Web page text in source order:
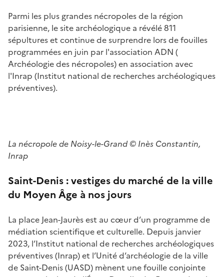
Parmi les plus grandes nécropoles de la région
parisienne, le site archéologique a révélé 811
sépultures et continue de surprendre lors de fouilles
programmées en juin par l'association ADN (
Archéologie des nécropoles) en association avec
l'Inrap (Institut national de recherches archéologiques
préventives).
La nécropole de Noisy-le-Grand © Inès Constantin,
Inrap
Saint-Denis :vestiges du marché de la ville
du Moyen Âge à nos jours
La place Jean-Jaurès est au cœur d’un programme de
médiation scientifique et culturelle. Depuis janvier
2023, l’Institut national de recherches archéologiques
préventives (Inrap) et l’Unité d’archéologie de la ville
de Saint-Denis (UASD) mènent une fouille conjointe